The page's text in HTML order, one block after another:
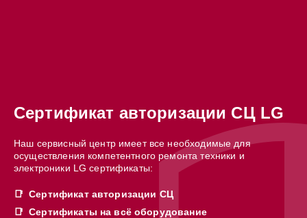
Сертификат авторизации СЦ LG
Наш сервисный центр имеет все необходимые для
осуществления компетентного ремонта техники и
электроники LG сертификаты:
Сертификат авторизации СЦ
Сертификаты на всё оборудование